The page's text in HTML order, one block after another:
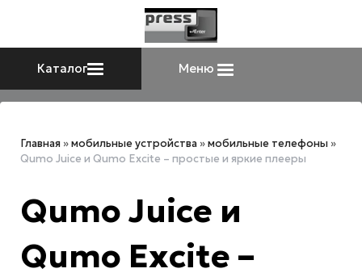
Каталог Меню
Главная »мобильные устройства »мобильные телефоны »
Qumo Juice и Qumo Excite – простые и яркие плееры
Qumo Juice и
Qumo Excite –